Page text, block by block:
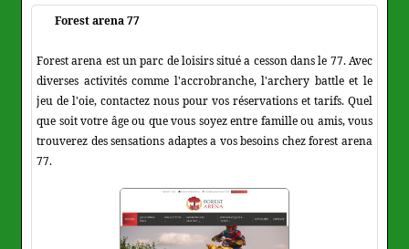
Forest arena 77
Forest arena est un parc de loisirs situé a cesson dans le 77. Avec
diverses activités comme l'accrobranche, l'archery battle et le
jeu de l'oie, contactez nous pour vos réservations et tarifs. Quel
que soit votre âge ou que vous soyez entre famille ou amis, vous
trouverez des sensations adaptes a vos besoins chez forest arena
77.